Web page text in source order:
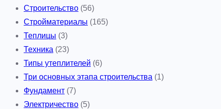
Строительство (56)
Стройматериалы (165)
Теплицы (3)
Техника (23)
Типы утеплителей (6)
Три основных этапа строительства (1)
Фундамент (7)
Электричество (5)